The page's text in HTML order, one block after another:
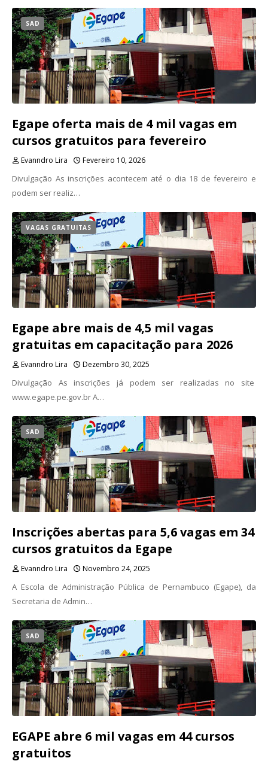
SAD
Egape oferta mais de 4 mil vagas em
cursos gratuitos para fevereiro
Evanndro Lira Fevereiro 10, 2026
Divulgação As inscrições acontecem até o dia 18 de fevereiro e
podem ser realiz…
VAGAS GRATUITAS
Egape abre mais de 4,5 mil vagas
gratuitas em capacitação para 2026
Evanndro Lira Dezembro 30, 2025
Divulgação As inscrições já podem ser realizadas no site
www.egape.pe.gov.br A…
SAD
Inscrições abertas para 5,6 vagas em 34
cursos gratuitos da Egape
Evanndro Lira Novembro 24, 2025
A Escola de Administração Pública de Pernambuco (Egape), da
Secretaria de Admin…
SAD
EGAPE abre 6 mil vagas em 44 cursos
gratuitos